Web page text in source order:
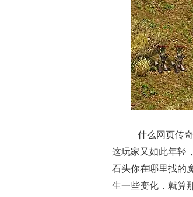
什么网页传
这玩家又如此年轻
石头你在哪里找的
生一些变化．就算